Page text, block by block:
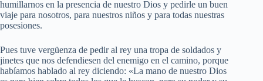
humillarnos en la presencia de nuestro Dios y pedirle un buen
viaje para nosotros, para nuestros niños y para todas nuestras
posesiones.
Pues tuve vergüenza de pedir al rey una tropa de soldados y
jinetes que nos defendiesen del enemigo en el camino, porque
habíamos hablado al rey diciendo: «La mano de nuestro Dios